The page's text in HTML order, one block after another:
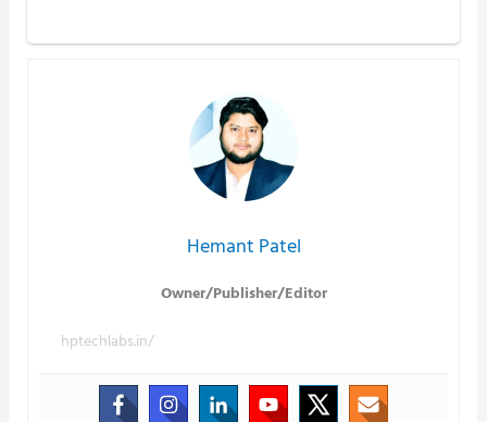
Hemant Patel
Owner/Publisher/Editor
hptechlabs.in/